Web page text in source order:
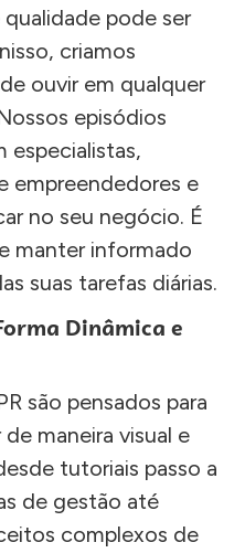
pode ser
criamos
ouvir em qualquer
episódios
especialistas,
empreendedores e
no seu negócio. É
manter informado
suas tarefas diárias.
Dinâmica e
são pensados para
maneira visual e
tutoriais passo a
de gestão até
complexos de